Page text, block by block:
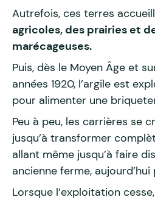
Autrefois, ces terres
agricoles, des prairies et
marécageuses.
Puis, dès le Moyen Âge et
années 1920, l’argile est
pour alimenter une
Peu à peu, les carrières se
jusqu’à transformer
allant même jusqu’à faire
ancienne ferme,
Lorsque l’exploitation